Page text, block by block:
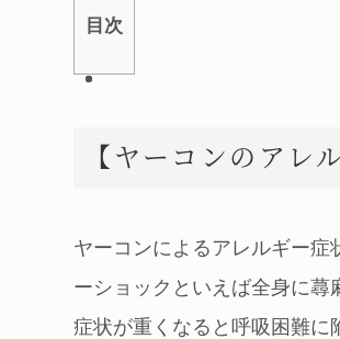
目次
【ヤーコンのアレ
ヤーコンによるアレルギー症
ーショックといえば全身に蕁
症状が重くなると呼吸困難に